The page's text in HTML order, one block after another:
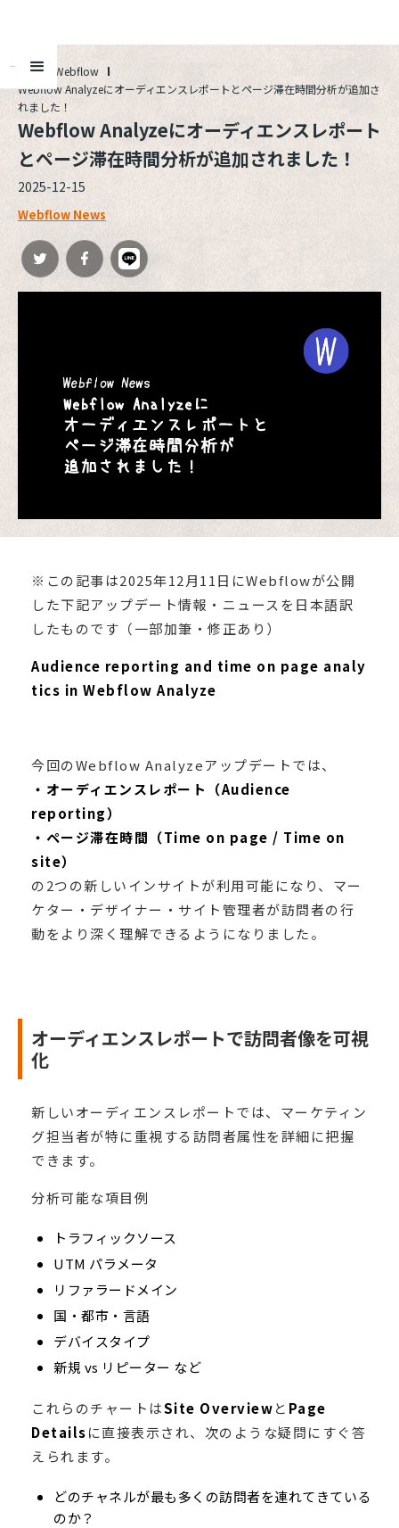
ALL
Webflow
Webflow Analyzeにオーディエンスレポートとページ滞在時間分析が追加さ
れました！
Webflow Analyzeにオーディエンスレポート
とページ滞在時間分析が追加されました！
2025-12-15
Webflow News
※この記事は2025年12月11日にWebflowが公開
した下記アップデート情報・ニュースを日本語訳
したものです（一部加筆・修正あり）
Audience reporting and time on page analy
tics in Webflow Analyze
今回のWebflow Analyzeアップデートでは、
・オーディエンスレポート（Audience
reporting）
・ページ滞在時間（Time on page / Time on
site）
の2つの新しいインサイトが利用可能になり、マー
ケター・デザイナー・サイト管理者が訪問者の行
動をより深く理解できるようになりました。
オーディエンスレポートで訪問者像を可視
化
新しいオーディエンスレポートでは、マーケティン
グ担当者が特に重視する訪問者属性を詳細に把握
できます。
分析可能な項目例
トラフィックソース
UTM パラメータ
リファラードメイン
国・都市・言語
デバイスタイプ
新規 vs リピーター など
これらのチャートはSite Overviewと Page
Detailsに直接表示され、次のような疑問にすぐ答
えられます。
どのチャネルが最も多くの訪問者を連れてきている
のか？